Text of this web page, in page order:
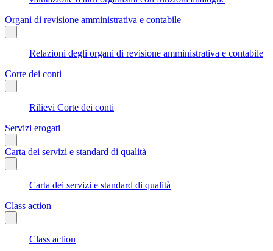
Organi di revisione amministrativa e contabile
Relazioni degli organi di revisione amministrativa e contabile
Corte dei conti
Rilievi Corte dei conti
Servizi erogati
Carta dei servizi e standard di qualità
Carta dei servizi e standard di qualità
Class action
Class action